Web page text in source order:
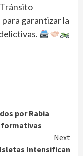
garantizar la
por Rabia
Next
Intensifican